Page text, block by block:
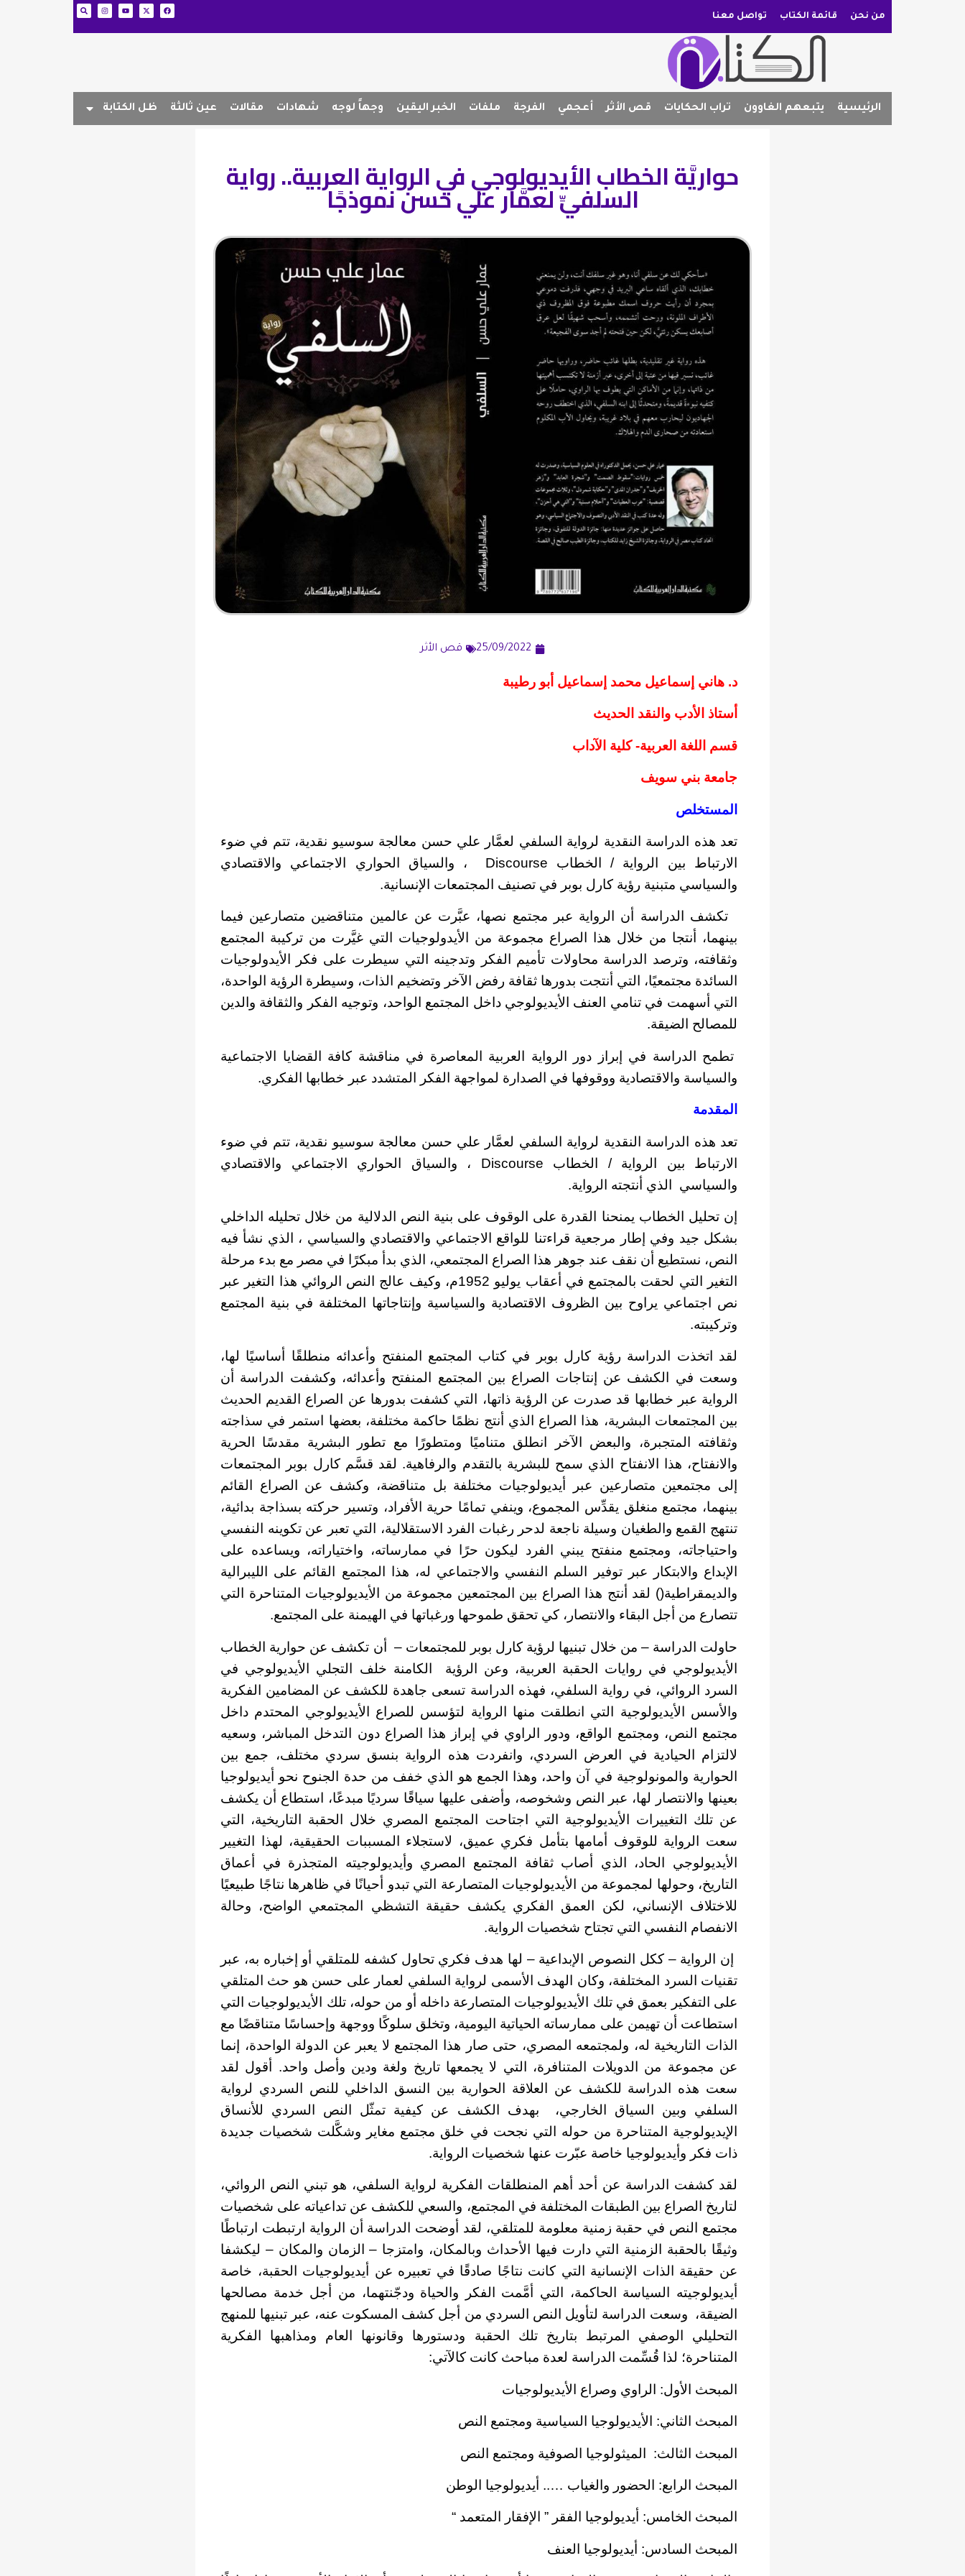
من نحن قائمة الكتاب تواصل معنا
الرئيسية يتبعهم الغاوون تراب الحكايات قص الأثر أعجمي الفرجة ملفات الخبر اليقين وجهاً لوجه شهادات مقالات عين ثالثة ظل الكتابة
حواريَّة الخطاب الأيديولوجي في الرواية العربية.. رواية
السلفيِّ لعمَّار علي حسن نموذجًا
25/09/2022 قص الأثر
د. هاني إسماعيل محمد إسماعيل أبو رطيبة
أستاذ الأدب والنقد الحديث
قسم اللغة العربية- كلية الآداب
جامعة بني سويف
المستخلص
تعد هذه الدراسة النقدية لرواية السلفي لعمَّار علي حسن معالجة سوسيو نقدية، تتم في ضوء
الارتباط بين الرواية / الخطاب Discourse ، والسياق الحواري الاجتماعي والاقتصادي
والسياسي متبنية رؤية كارل بوبر في تصنيف المجتمعات الإنسانية.
تكشف الدراسة أن الرواية عبر مجتمع نصها، عبَّرت عن عالمين متناقضين متصارعين فيما
بينهما، أنتجا من خلال هذا الصراع مجموعة من الأيدولوجيات التي غيَّرت من تركيبة المجتمع
وثقافته، وترصد الدراسة محاولات تأميم الفكر وتدجينه التي سيطرت على فكر الأيدولوجيات
السائدة مجتمعيًا، التي أنتجت بدورها ثقافة رفض الآخر وتضخيم الذات، وسيطرة الرؤية الواحدة،
التي أسهمت في تنامي العنف الأيديولوجي داخل المجتمع الواحد، وتوجيه الفكر والثقافة والدين
للمصالح الضيقة.
تطمح الدراسة في إبراز دور الرواية العربية المعاصرة في مناقشة كافة القضايا الاجتماعية
والسياسة والاقتصادية ووقوفها في الصدارة لمواجهة الفكر المتشدد عبر خطابها الفكري.
المقدمة
تعد هذه الدراسة النقدية لرواية السلفي لعمَّار علي حسن معالجة سوسيو نقدية، تتم في ضوء
الارتباط بين الرواية / الخطاب Discourse ، والسياق الحواري الاجتماعي والاقتصادي
والسياسي الذي أنتجته الرواية.
إن تحليل الخطاب يمنحنا القدرة على الوقوف على بنية النص الدلالية من خلال تحليله الداخلي
بشكل جيد وفي إطار مرجعية قراءتنا للواقع الاجتماعي والاقتصادي والسياسي ، الذي نشأ فيه
النص، نستطيع أن نقف عند جوهر هذا الصراع المجتمعي، الذي بدأ مبكرًا في مصر مع بدء مرحلة
التغير التي لحقت بالمجتمع في أعقاب يوليو 1952م، وكيف عالج النص الروائي هذا التغير عبر
نص اجتماعي يراوح بين الظروف الاقتصادية والسياسية وإنتاجاتها المختلفة في بنية المجتمع
وتركيبته.
لقد اتخذت الدراسة رؤية كارل بوبر في كتاب المجتمع المنفتح وأعدائه منطلقًا أساسيًا لها،
وسعت في الكشف عن إنتاجات الصراع بين المجتمع المنفتح وأعدائه، وكشفت الدراسة أن
الرواية عبر خطابها قد صدرت عن الرؤية ذاتها، التي كشفت بدورها عن الصراع القديم الحديث
بين المجتمعات البشرية، هذا الصراع الذي أنتج نظمًا حاكمة مختلفة، بعضها استمر في سذاجته
وثقافته المتجبرة، والبعض الآخر انطلق متناميًا ومتطورًا مع تطور البشرية مقدسًا الحرية
والانفتاح، هذا الانفتاح الذي سمح للبشرية بالتقدم والرفاهية. لقد قسَّم كارل بوبر المجتمعات
إلى مجتمعين متصارعين عبر أيديولوجيات مختلفة بل متناقضة، وكشف عن الصراع القائم
بينهما، مجتمع منغلق يقدِّس المجموع، وينفي تمامًا حرية الأفراد، وتسير حركته بسذاجة بدائية،
تنتهج القمع والطغيان وسيلة ناجعة لدحر رغبات الفرد الاستقلالية، التي تعبر عن تكوينه النفسي
واحتياجاته، ومجتمع منفتح يبني الفرد ليكون حرًا في ممارساته، واختياراته، ويساعده على
الإبداع والابتكار عبر توفير السلم النفسي والاجتماعي له، هذا المجتمع القائم على الليبرالية
والديمقراطية() لقد أنتج هذا الصراع بين المجتمعين مجموعة من الأيديولوجيات المتناحرة التي
تتصارع من أجل البقاء والانتصار، كي تحقق طموحها ورغباتها في الهيمنة على المجتمع.
حاولت الدراسة – من خلال تبنيها لرؤية كارل بوبر للمجتمعات – أن تكشف عن حوارية الخطاب
الأيديولوجي في روايات الحقبة العربية، وعن الرؤية الكامنة خلف التجلي الأيديولوجي في
السرد الروائي، في رواية السلفي، فهذه الدراسة تسعى جاهدة للكشف عن المضامين الفكرية
والأسس الأيديولوجية التي انطلقت منها الرواية لتؤسس للصراع الأيديولوجي المحتدم داخل
مجتمع النص، ومجتمع الواقع، ودور الراوي في إبراز هذا الصراع دون التدخل المباشر، وسعيه
لالتزام الحيادية في العرض السردي، وانفردت هذه الرواية بنسق سردي مختلف، جمع بين
الحوارية والمونولوجية في آن واحد، وهذا الجمع هو الذي خفف من حدة الجنوح نحو أيديولوجيا
بعينها والانتصار لها، عبر النص وشخوصه، وأضفى عليها سياقًا سرديًا مبدعًا، استطاع أن يكشف
عن تلك التغييرات الأيديولوجية التي اجتاحت المجتمع المصري خلال الحقبة التاريخية، التي
سعت الرواية للوقوف أمامها بتأمل فكري عميق، لاستجلاء المسببات الحقيقية، لهذا التغيير
الأيديولوجي الحاد، الذي أصاب ثقافة المجتمع المصري وأيديولوجيته المتجذرة في أعماق
التاريخ، وحولها لمجموعة من الأيديولوجيات المتصارعة التي تبدو أحيانًا في ظاهرها نتاجًا طبيعيًا
للاختلاف الإنساني، لكن العمق الفكري يكشف حقيقة التشظي المجتمعي الواضح، وحالة
الانفصام النفسي التي تجتاح شخصيات الرواية.
إن الرواية – ككل النصوص الإبداعية – لها هدف فكري تحاول كشفه للمتلقي أو إخباره به، عبر
تقنيات السرد المختلفة، وكان الهدف الأسمى لرواية السلفي لعمار على حسن هو حث المتلقي
على التفكير بعمق في تلك الأيديولوجيات المتصارعة داخله أو من حوله، تلك الأيديولوجيات التي
استطاعت أن تهيمن على ممارساته الحياتية اليومية، وتخلق سلوكًا ووجهة وإحساسًا متناقضًا مع
الذات التاريخية له، ولمجتمعه المصري، حتى صار هذا المجتمع لا يعبر عن الدولة الواحدة، إنما
عن مجموعة من الدويلات المتنافرة، التي لا يجمعها تاريخ ولغة ودين وأصل واحد. أقول لقد
سعت هذه الدراسة للكشف عن العلاقة الحوارية بين النسق الداخلي للنص السردي لرواية
السلفي وبين السياق الخارجي، بهدف الكشف عن كيفية تمثّل النص السردي للأنساق
الإيديولوجية المتناحرة من حوله التي نجحت في خلق مجتمع مغاير وشكَّلت شخصيات جديدة
ذات فكر وأيديولوجيا خاصة عبّرت عنها شخصيات الرواية.
لقد كشفت الدراسة عن أحد أهم المنطلقات الفكرية لرواية السلفي، هو تبني النص الروائي،
لتاريخ الصراع بين الطبقات المختلفة في المجتمع، والسعي للكشف عن تداعياته على شخصيات
مجتمع النص في حقبة زمنية معلومة للمتلقي، لقد أوضحت الدراسة أن الرواية ارتبطت ارتباطًا
وثيقًا بالحقبة الزمنية التي دارت فيها الأحداث وبالمكان، وامتزجا – الزمان والمكان – ليكشفا
عن حقيقة الذات الإنسانية التي كانت نتاجًا صادقًا في تعبيره عن أيديولوجيات الحقبة، خاصة
أيديولوجيته السياسة الحاكمة، التي أمَّمت الفكر والحياة ودجّنتهما، من أجل خدمة مصالحها
الضيقة، وسعت الدراسة لتأويل النص السردي من أجل كشف المسكوت عنه، عبر تبنيها للمنهج
التحليلي الوصفي المرتبط بتاريخ تلك الحقبة ودستورها وقانونها العام ومذاهبها الفكرية
المتناحرة؛ لذا قُسِّمت الدراسة لعدة مباحث كانت كالآتي:
المبحث الأول: الراوي وصراع الأيديولوجيات
المبحث الثاني: الأيديولوجيا السياسية ومجتمع النص
المبحث الثالث: الميثولوجيا الصوفية ومجتمع النص
المبحث الرابع: الحضور والغياب ….. أيديولوجيا الوطن
المبحث الخامس: أيديولوجيا الفقر ” الإفقار المتعمد “
المبحث السادس: أيديولوجيا العنف